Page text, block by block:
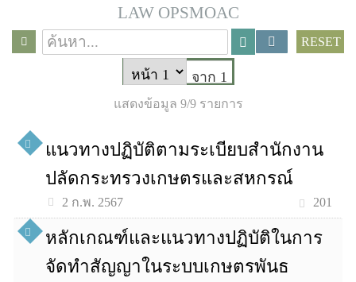
LAW OPSMOAC
RESET
จาก 1
แสดงข้อมูล 9/9 รายการ
แนวทางปฏิบัติตามระเบียบสำนักงาน
ปลัดกระทรวงเกษตรและสหกรณ์
2 ก.พ. 2567 201
หลักเกณฑ์และแนวทางปฏิบัติในการ
จัดทำสัญญาในระบบเกษตรพันธ